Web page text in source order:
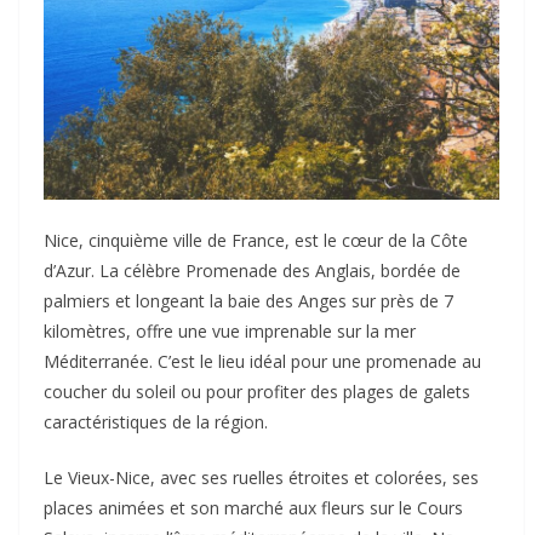
Nice, cinquième ville de France, est le cœur de la Côte
d’Azur. La célèbre Promenade des Anglais, bordée de
palmiers et longeant la baie des Anges sur près de 7
kilomètres, offre une vue imprenable sur la mer
Méditerranée. C’est le lieu idéal pour une promenade au
coucher du soleil ou pour profiter des plages de galets
caractéristiques de la région.
Le Vieux-Nice, avec ses ruelles étroites et colorées, ses
places animées et son marché aux fleurs sur le Cours